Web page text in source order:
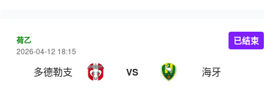
荷乙
2026-04-12 18:15
多德勒支 VS 海牙
已结束